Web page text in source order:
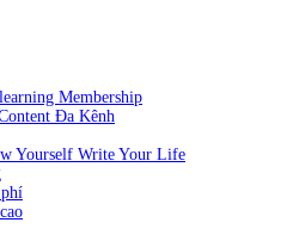
Membership
Đa Kênh
Yourself Write Your Life